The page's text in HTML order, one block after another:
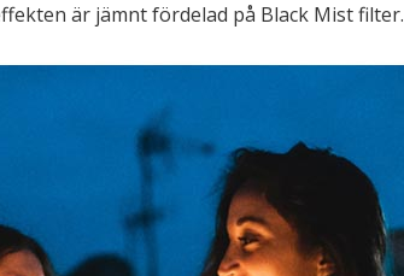
är jämnt fördelad på Black Mist filter.